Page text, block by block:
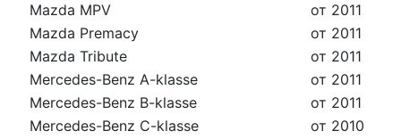
Mazda MPV
от 2011
Mazda Premacy
от 2011
Mazda Tribute
от 2011
Mercedes-Benz A-klasse
от 2011
Mercedes-Benz B-klasse
от 2011
Mercedes-Benz C-klasse
от 2010